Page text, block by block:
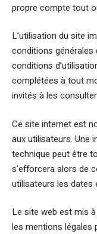
propre compte tout
L’utilisation du site
conditions générales
conditions
complétées à tout
invités à les
Ce site internet est
aux utilisateurs. Une
technique peut être
s’efforcera alors de
utilisateurs les dates
Le site web est mis
les mentions légales